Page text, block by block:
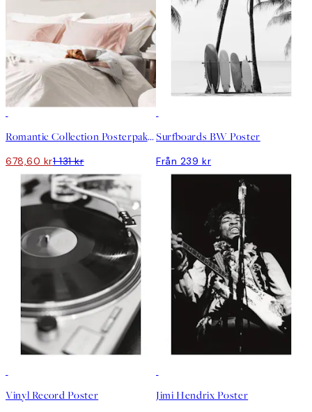
Romantic Collection Posterpaket
678,60 kr1 131 kr
Surfboards BW Poster
Från 239 kr
Vinyl Record Poster Jimi Hendrix Poster